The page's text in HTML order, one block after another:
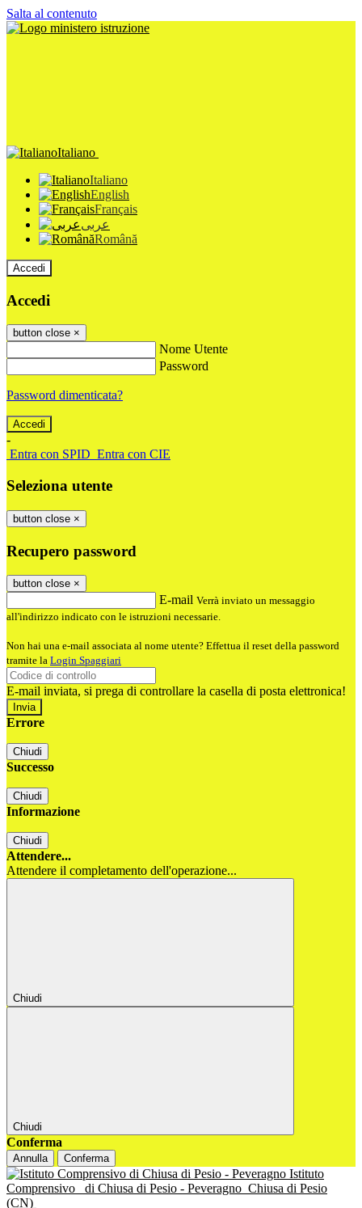
Salta al contenuto
Italiano
Italiano
English
Français
عربى
Română
Accedi
Accedi
button close ×
Nome Utente
Password
Password dimenticata?
-
Entra con SPID Entra con CIE
Seleziona utente
button close ×
Recupero password
button close ×
E-mail Verrà inviato un messaggio
all'indirizzo indicato con le istruzioni necessarie.
Non hai una e-mail associata al nome utente? Effettua il reset della password
tramite la Login Spaggiari
E-mail inviata, si prega di controllare la casella di posta elettronica!
Errore
Chiudi
Successo
Chiudi
Informazione
Chiudi
Attendere...
Attendere il completamento dell'operazione...
Chiudi
Chiudi
Conferma
Annulla Conferma
Istituto
Comprensivo
di Chiusa di Pesio - Peveragno Chiusa di Pesio
(CN)